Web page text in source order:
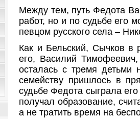
Между тем, путь Федота
работ, но и по судьбе его
певцом русского села –
Как и Бельский, Сычков в
его, Василий
осталась с тремя
семейству пришлось в
судьбе Федота сыграла
получал образование,
а не тратить время на